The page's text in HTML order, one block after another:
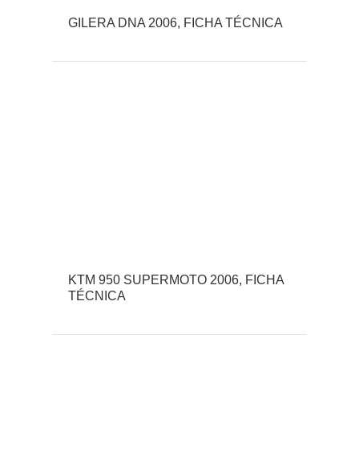
GILERA DNA 2006, FICHA TÉCNICA
KTM 950 SUPERMOTO 2006, FICHA
TÉCNICA